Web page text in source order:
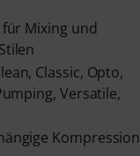
Mixing und
Classic, Opto,
Versatile,
Kompression